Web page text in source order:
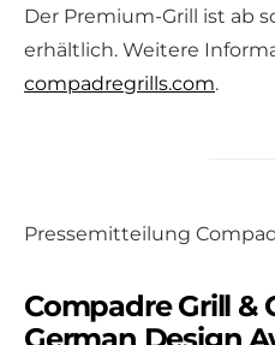
Der Premium-Grill ist ab
erhältlich. Weitere
compadregrills.com.
Pressemitteilung
Compadre Grill &